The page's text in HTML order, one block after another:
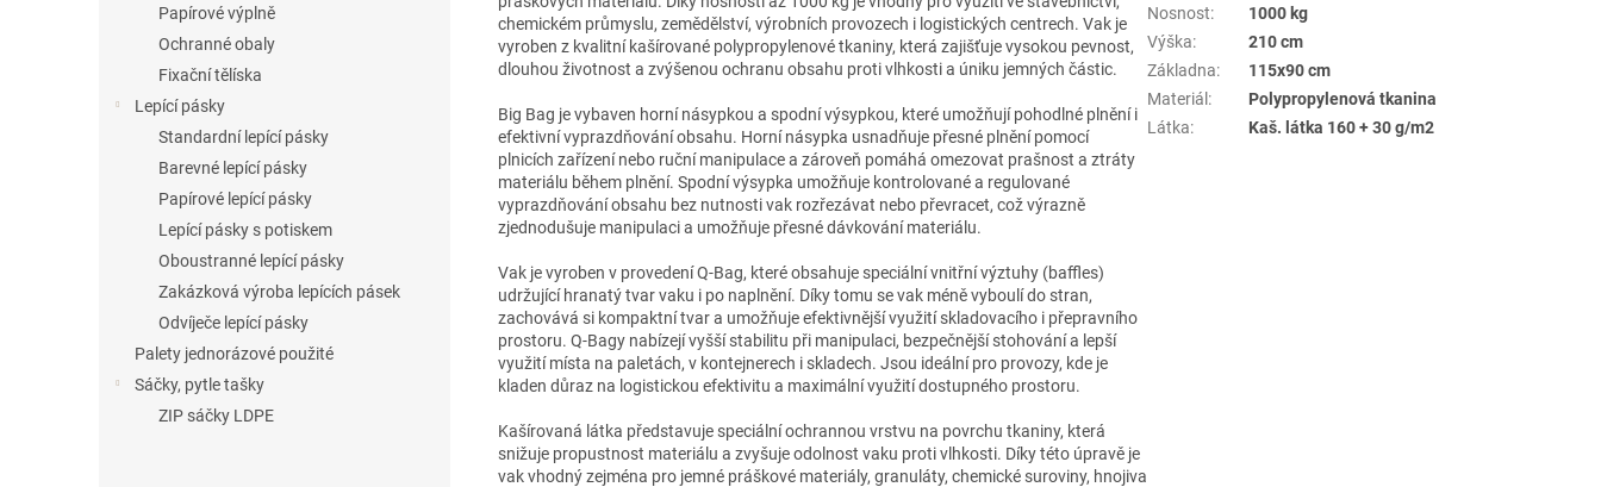
Papírové výplně
Ochranné obaly
Fixační tělíska
Lepící pásky
Standardní lepící pásky
Barevné lepící pásky
Papírové lepící pásky
Lepící pásky s potiskem
Oboustranné lepící pásky
Zakázková výroba lepících pásek
Odvíječe lepící pásky
Palety jednorázové použité
Sáčky, pytle tašky
ZIP sáčky LDPE
chemickém průmyslu, zemědělství, výrobních provozech i logistických centrech. Vak je
vyroben z kvalitní kašírované polypropylenové tkaniny, která zajišťuje vysokou pevnost,
dlouhou životnost a zvýšenou ochranu obsahu proti vlhkosti a úniku jemných částic.
Big Bag je vybaven horní násypkou a spodní výsypkou, které umožňují pohodlné plnění i
efektivní vyprazdňování obsahu. Horní násypka usnadňuje přesné plnění pomocí
plnicích zařízení nebo ruční manipulace a zároveň pomáhá omezovat prašnost a ztráty
materiálu během plnění. Spodní výsypka umožňuje kontrolované a regulované
vyprazdňování obsahu bez nutnosti vak rozřezávat nebo převracet, což výrazně
zjednodušuje manipulaci a umožňuje přesné dávkování materiálu.
Vak je vyroben v provedení Q-Bag, které obsahuje speciální vnitřní výztuhy (baffles)
udržující hranatý tvar vaku i po naplnění. Díky tomu se vak méně vyboulí do stran,
zachovává si kompaktní tvar a umožňuje efektivnější využití skladovacího i přepravního
prostoru. Q-Bagy nabízejí vyšší stabilitu při manipulaci, bezpečnější stohování a lepší
využití místa na paletách, v kontejnerech i skladech. Jsou ideální pro provozy, kde je
kladen důraz na logistickou efektivitu a maximální využití dostupného prostoru.
Kašírovaná látka představuje speciální ochrannou vrstvu na povrchu tkaniny, která
snižuje propustnost materiálu a zvyšuje odolnost vaku proti vlhkosti. Díky této úpravě je
vak vhodný zejména pro jemné práškové materiály, granuláty, chemické suroviny, hnojiva
Nosnost:
1000 kg
Výška:
210 cm
Základna:
115x90 cm
Materiál :
Polypropylenová tkanina
Látka: Kaš. látka 160 + 30 g/m2